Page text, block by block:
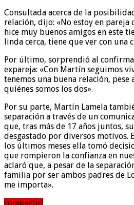
Consultada acerca de la
relación, dijo: «No estoy en pareja
hice muy buenos amigos en este
linda cerca, tiene que ver con una
Por último, sorprendió al
expareja: «Con Martín seguimos
tenemos una buena relación, pese
quiénes somos los dos».
Por su parte, Martín Lamela
separación a través de un
que, tras más de 17 años juntos,
desgastado por diversos motivos.
los últimos meses ella tomó
que rompieron la confianza en
aclaró que, a pesar de la
familia por ser ambos padres de
me importa».
compartir!